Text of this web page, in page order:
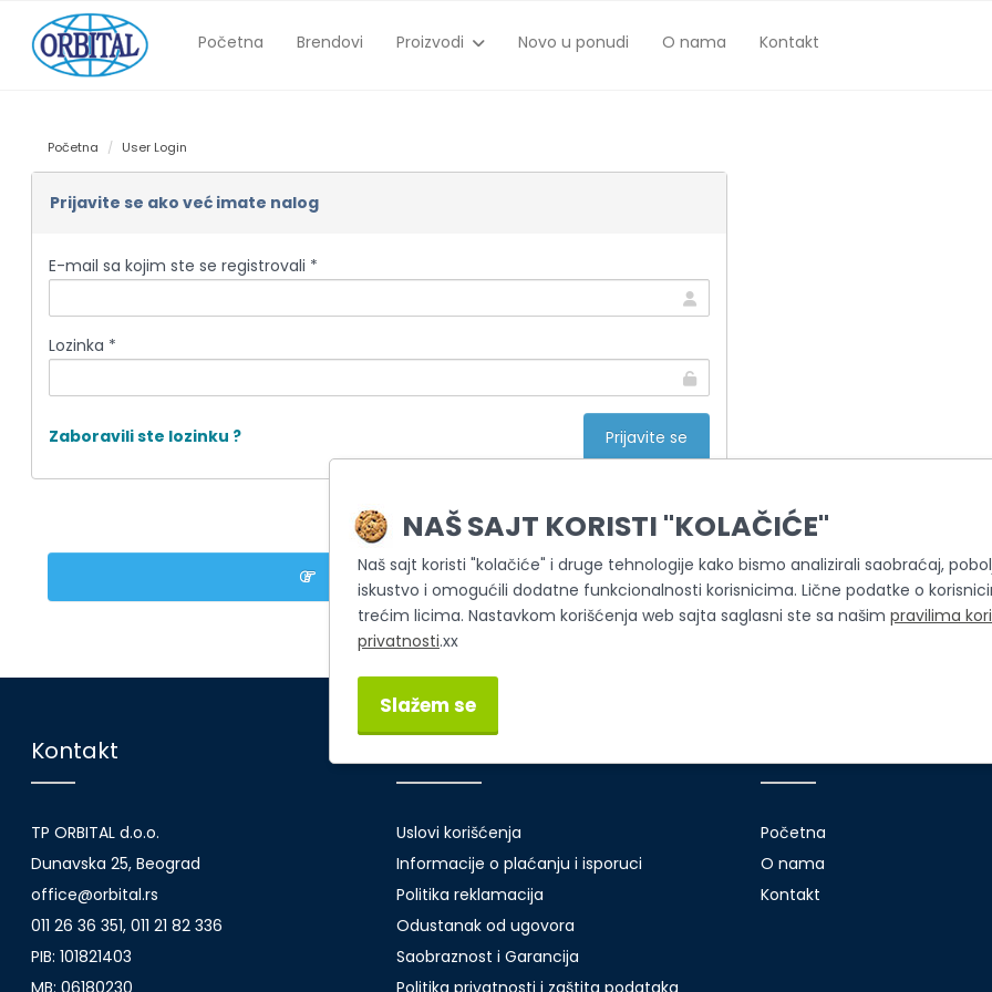
Početna Brendovi Proizvodi Novo u ponudi O nama Kontakt
Početna User Login
Prijavite se ako već imate nalog
E-mail sa kojim ste se registrovali *
Lozinka *
Zaboravili ste lozinku ?
ili
Registrujte nalog
Kontakt
TP ORBITAL d.o.o.
Dunavska 25, Beograd
office@orbital.rs
011 26 36 351, 011 21 82 336
PIB: 101821403
MB: 06180230
Uslovi korišćenja
Informacije o plaćanju i isporuci
Politika reklamacija
Odustanak od ugovora
Saobraznost i Garancija
Politika privatnosti i zaštita podataka
Početna
O nama
Kontakt
NAŠ SAJT KORISTI "KOLAČIĆE"
Naš sajt koristi "kolačiće" i druge tehnologije kako bismo analizirali saobraćaj,
iskustvo i omogućili dodatne funkcionalnosti korisnicima. Lične podatke o
trećim licima. Nastavkom korišćenja web sajta saglasni ste sa našim pravilima
privatnosti.xx
Slažem se